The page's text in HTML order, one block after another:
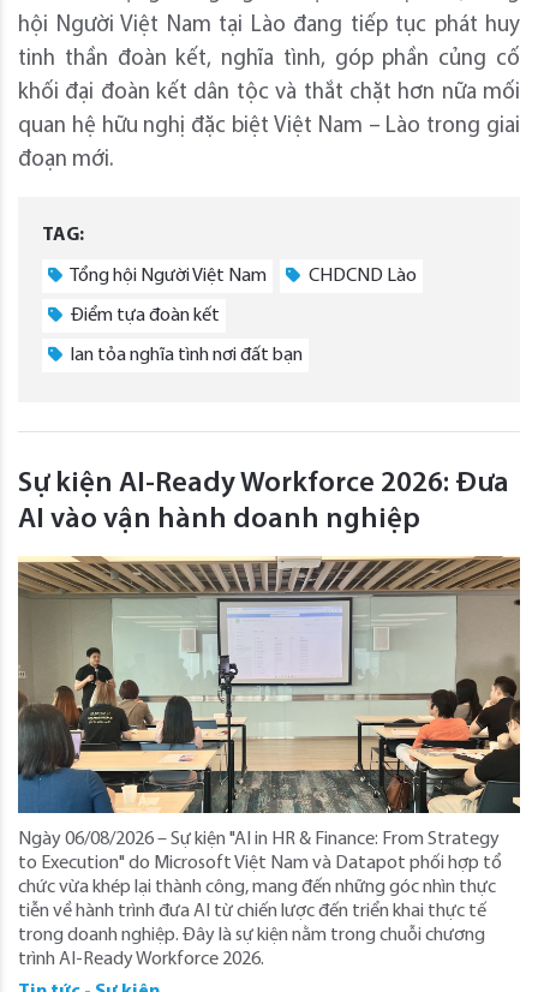
hội Người Việt Nam tại Lào đang tiếp tục phát huy
tinh thần đoàn kết, nghĩa tình, góp phần củng cố
khối đại đoàn kết dân tộc và thắt chặt hơn nữa mối
quan hệ hữu nghị đặc biệt Việt Nam – Lào trong giai
đoạn mới.
TAG:
Tổng hội Người Việt Nam CHDCND Lào
Điểm tựa đoàn kết
lan tỏa nghĩa tình nơi đất bạn
Sự kiện AI-Ready Workforce 2026: Đưa
AI vào vận hành doanh nghiệp
Ngày 06/08/2026 – Sự kiện "AI in HR & Finance: From Strategy
to Execution" do Microsoft Việt Nam và Datapot phối hợp tổ
chức vừa khép lại thành công, mang đến những góc nhìn thực
tiễn về hành trình đưa AI từ chiến lược đến triển khai thực tế
trong doanh nghiệp. Đây là sự kiện nằm trong chuỗi chương
trình AI-Ready Workforce 2026.